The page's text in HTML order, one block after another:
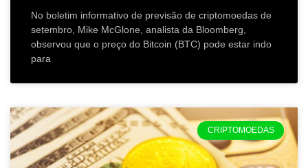
No boletim informativo de previsão de criptomoedas de
setembro, Mike McGlone, analista da Bloomberg,
observou que o preço do Bitcoin (BTC) pode estar indo
para
CRIPTOMOEDAS